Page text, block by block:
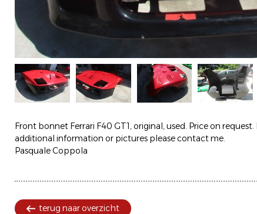
Front bonnet Ferrari F40 GT1, original, used. Price on
additional information or pictures please contact me.
Pasquale Coppola
terug naar overzicht